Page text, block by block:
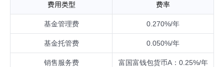
费用类型 费率
基金管理费 0.270%/年
基金托管费 0.050%/年
销售服务费 富国富钱包货币A：0.25%/年